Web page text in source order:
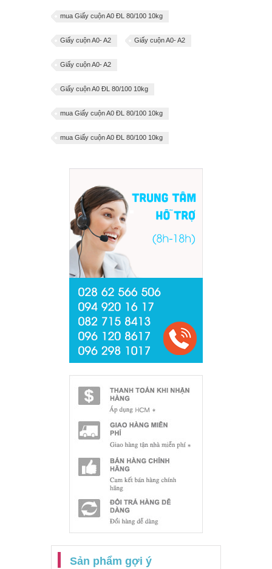
mua Giấy cuộn A0 ĐL 80/100 10kg
Giấy cuộn A0- A2 Giấy cuộn A0- A2
Giấy cuộn A0- A2
Giấy cuộn A0 ĐL 80/100 10kg
mua Giấy cuộn A0 ĐL 80/100 10kg
mua Giấy cuộn A0 ĐL 80/100 10kg
Sản phẩm gợi ý